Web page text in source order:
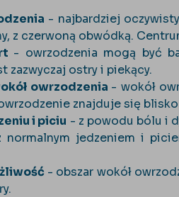
- najbardziej
z czerwoną obwódką.
- owrzodzenia mogą być
zazwyczaj ostry i piekący.
owrzodzenia - wokół
znajduje się
i piciu - z powodu bólu i
jedzeniem i
- obszar wokół